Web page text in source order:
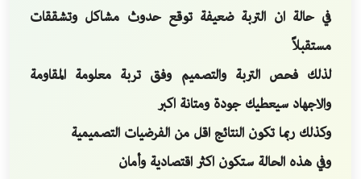
في حالة ان التربة ضعيفة توقع حدوث مشاكل وتشققات
مستقبلاً
لذلك فحص التربة والتصميم وفق تربة معلومة المقاومة
والاجهاد سيعطيك جودة ومتانة اكبر
وكذلك ربما تكون النتائج اقل من الفرضيات التصميمية
وفي هذه الحالة ستكون اكثر اقتصادية وأمان